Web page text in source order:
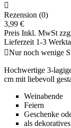

Rezension (0)
3,99 €
Preis Inkl. MwSt
Lieferzeit 1-3
Nur noch wenige
Hochwertige
cm mit liebevoll
Weinabende
Feiern
Geschenke
als